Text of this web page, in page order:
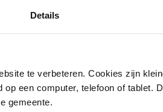
Details
te verbeteren. Cookies zijn
een computer, telefoon of tablet.
gemeente.
en welzijnsorganisaties beter
die nodig is. Ook wil de
kunnen mensen langer
minder werk.